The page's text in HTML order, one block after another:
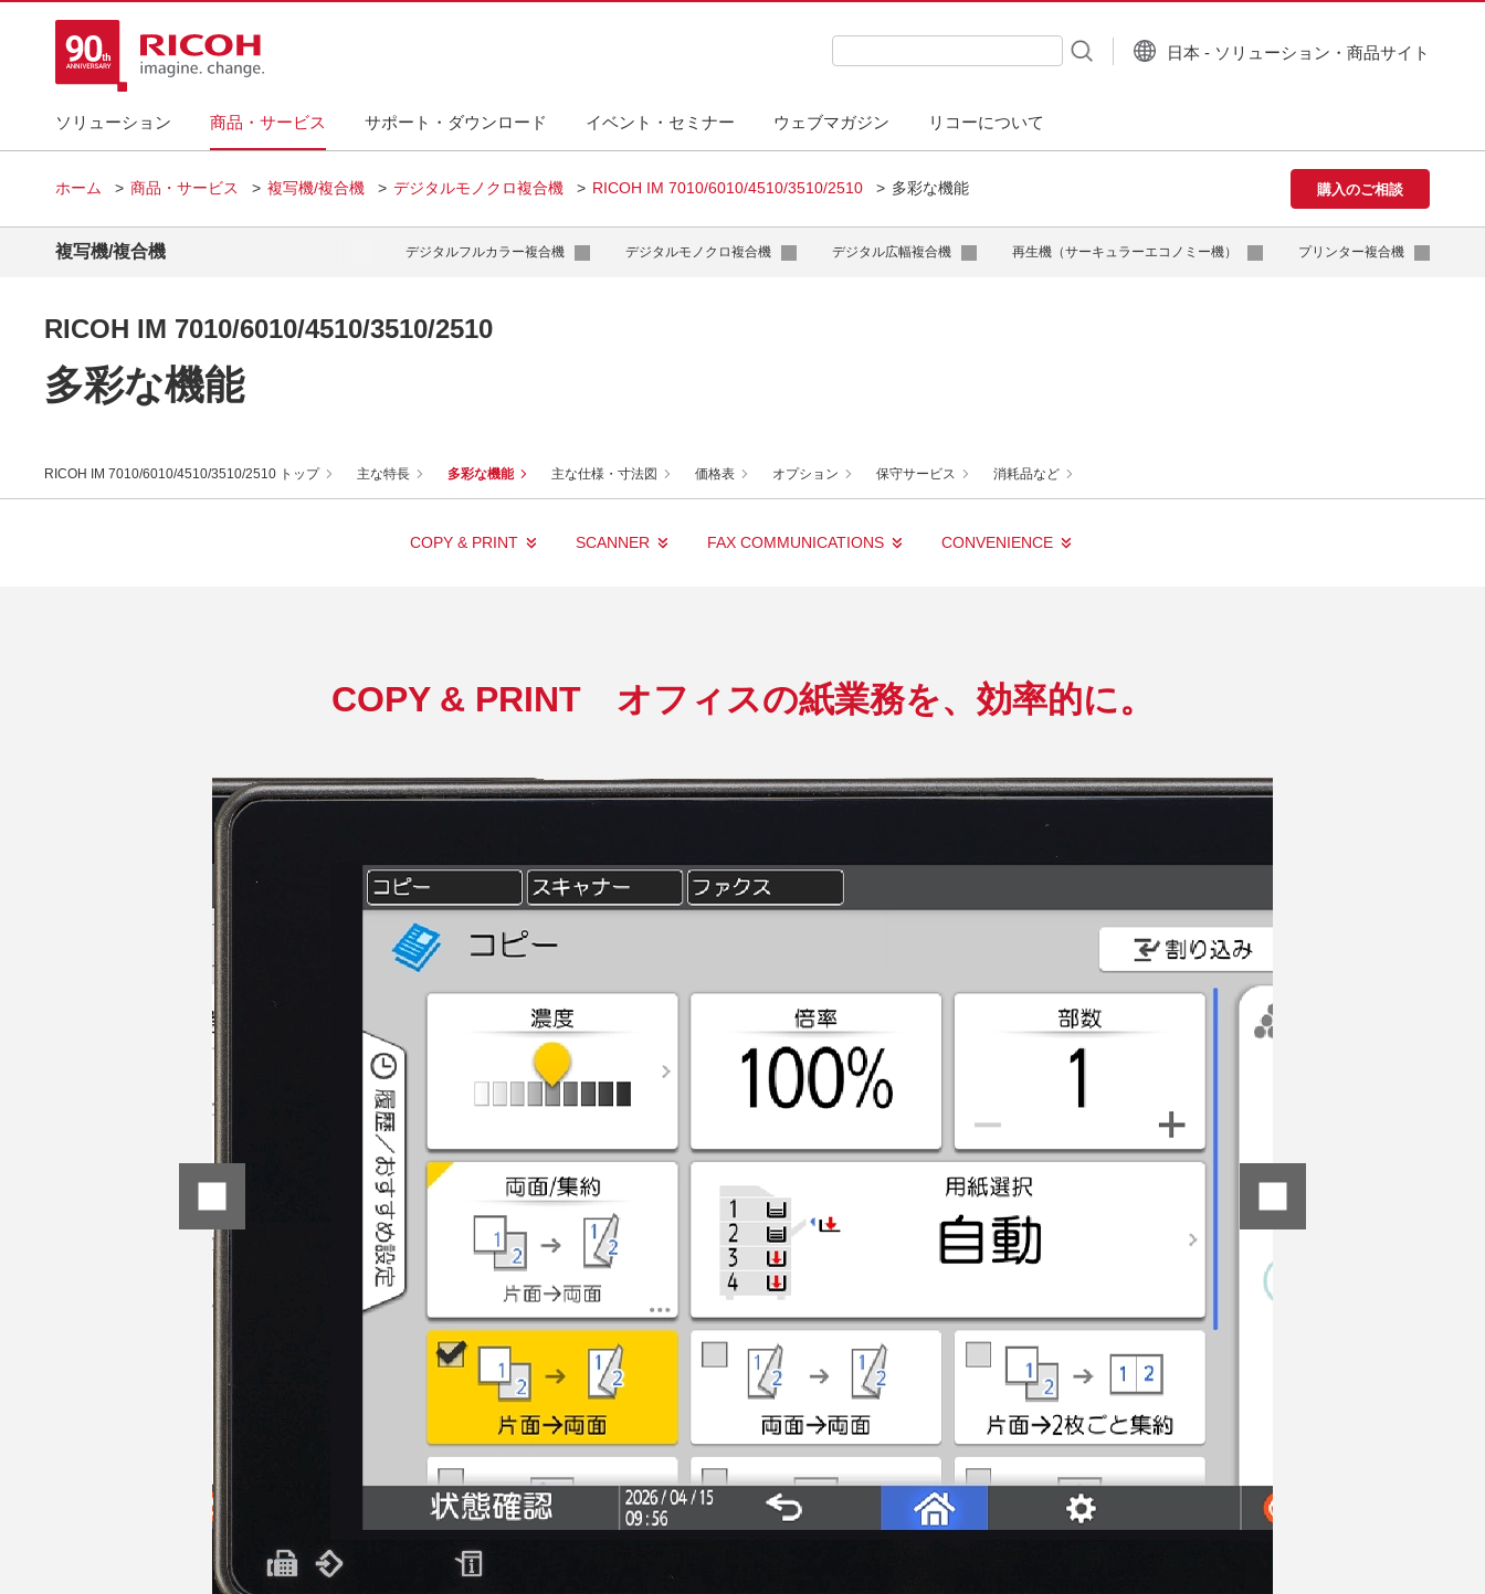
ソリューション 商品・サービス サポート・ダウンロード イベント・セミナー ウェブマガジン リコーについて
検索キーワード入力
日本 - ソリューション・商品サイト
ホーム 商品・サービス 複写機/複合機 デジタルモノクロ複合機 RICOH IM 7010/6010/4510/3510/2510 多彩な機能 購入のご相談
複写機/複合機 デジタルフルカラー複合機 デジタルモノクロ複合機 デジタル広幅複合機 再生機（サーキュラーエコノミー機） プリンター複合機
RICOH IM 7010/6010/4510/3510/2510
多彩な機能
RICOH IM 7010/6010/4510/3510/2510 トップ 主な特長 多彩な機能 主な仕様・寸法図 価格表 オプション 保守サービス 消耗品など
COPY & PRINT SCANNER FAX COMMUNICATIONS CONVENIENCE
COPY & PRINT オフィスの紙業務を、効率的に。